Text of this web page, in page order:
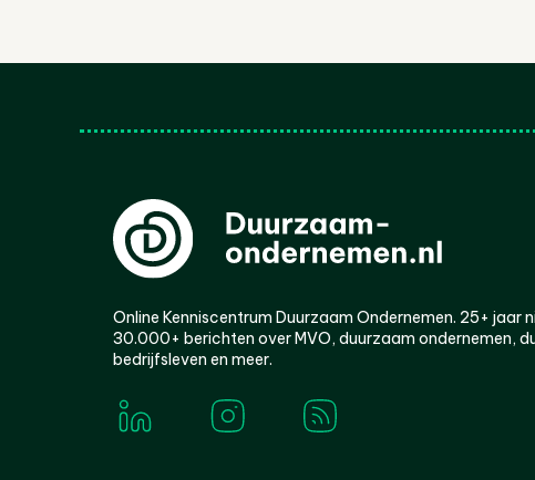
Online Kenniscentrum Duurzaam Ondernemen. 25+ jaar
30.000+ berichten over MVO, duurzaam ondernemen,
bedrijfsleven en meer.